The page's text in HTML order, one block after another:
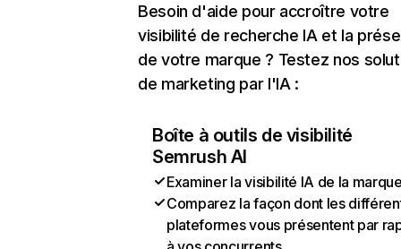
Besoin d'aide pour accroître votre
visibilité de recherche IA et la
de votre marque ? Testez nos
de marketing par l'IA :
Boîte à outils de visibilité
Semrush AI
Examiner la visibilité IA de la
Comparez la façon dont les
plateformes vous présentent par